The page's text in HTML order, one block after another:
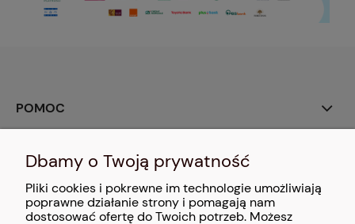
POMOC
PŁATNOŚCI I DOSTAWA
Dbamy o Twoją prywatność
Pliki cookies i pokrewne im technologie umożliwiają
poprawne działanie strony i pomagają nam
dostosować ofertę do Twoich potrzeb. Możesz